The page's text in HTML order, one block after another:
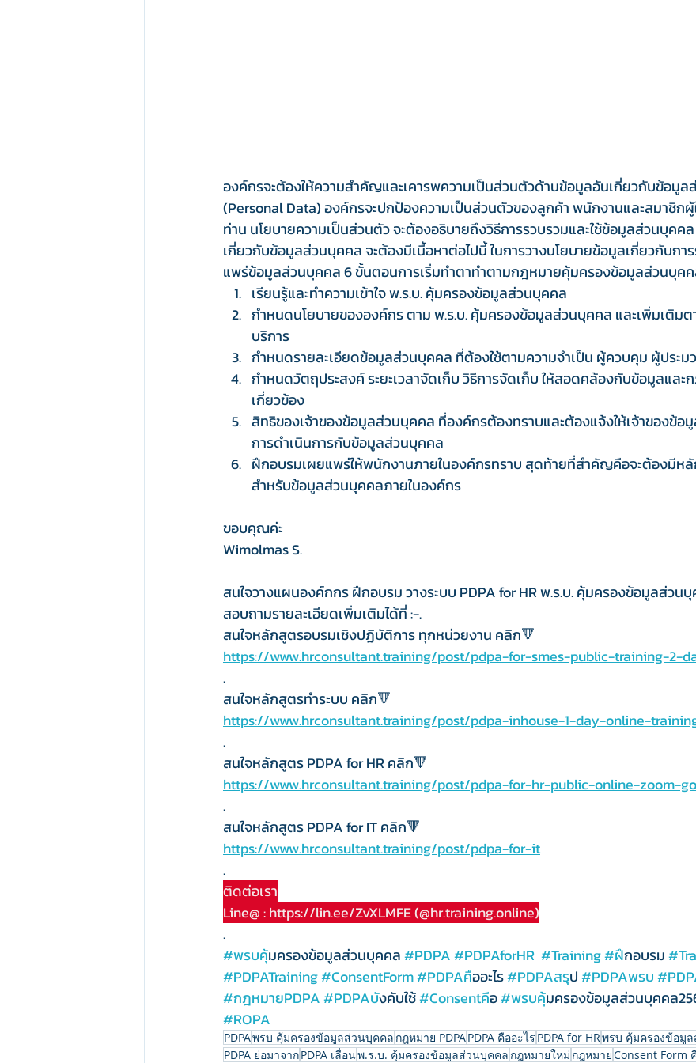
องค์กรจะต้องให้ความสำคัญและเคารพความเป็นส่วนตัวด้านข้อมูลอันเกี่ยวกับข้อมู
(Personal Data) องค์กรจะปกป้องความเป็นส่วนตัวของลูกค้า พนักงานและสมาชิกผู้
ท่าน นโยบายความเป็นส่วนตัว จะต้องอธิบายถึงวิธีการรวบรวมและใช้ข้อมูลส่วนบุคค
เกี่ยวกับข้อมูลส่วนบุคคล จะต้องมีเนื้อหาต่อไปนี้ ในการวางนโยบายข้อมูลเกี่ยวกับกา
แพร่ข้อมูลส่วนบุคคล 6 ขั้นตอนการเริ่มทำตาทำตามกฎหมายคุ้มครองข้อมูลส่วนบุค
เรียนรู้และทำความเข้าใจ พ.ร.บ. คุ้มครองข้อมูลส่วนบุคคล
กำหนดนโยบายขององค์กร ตาม พ.ร.บ. คุ้มครองข้อมูลส่วนบุคคล และเพิ่มเติมต
บริการ
กำหนดรายละเอียดข้อมูลส่วนบุคคล ที่ต้องใช้ตามความจำเป็น ผู้ควบคุม ผู้ประม
กำหนดวัตถุประสงค์ ระยะเวลาจัดเก็บ วิธีการจัดเก็บ ให้สอดคล้องกับข้อมูลแล
เกี่ยวข้อง
สิทธิของเจ้าของข้อมูลส่วนบุคคล ที่องค์กรต้องทราบและต้องแจ้งให้เจ้าของข้อ
การดำเนินการกับข้อมูลส่วนบุคคล
ฝึกอบรมเผยแพร่ให้พนักงานภายในองค์กรทราบ สุดท้ายที่สำคัญคือจะต้องมีห
สำหรับข้อมูลส่วนบุคคลภายในองค์กร
ขอบคุณค่ะ
Wimolmas S.
สนใจวางแผนองค์กกร ฝึกอบรม วางระบบ PDPA for HR พ.ร.บ. คุ้มครองข้อมูลส่วน
สอบถามรายละเอียดเพิ่มเติมได้ที่ :-.
สนใจหลักสูตรอบรมเชิงปฏิบัติการ ทุกหน่วยงาน คลิก🔻
https://www.hrconsultant.training/post/pdpa-for-smes-public-training-2-
.
สนใจหลักสูตรทำระบบ คลิก🔻
https://www.hrconsultant.training/post/pdpa-inhouse-1-day-online-
.
สนใจหลักสูตร PDPA for HR คลิก🔻
https://www.hrconsultant.training/post/pdpa-for-hr-public-online-zoom-
.
สนใจหลักสูตร PDPA for IT คลิก🔻
https://www.hrconsultant.training/post/pdpa-for-it
.
ติดต่อเรา
Line@ : https://lin.ee/ZvXLMFE (@hr.training.online)
.
#พรบคุ้มครองข้อมูลส่วนบุคคล #PDPA#PDPAforHR #Training#ฝึกอบรม
#PDPATraining#ConsentForm#PDPAคืออะไร #PDPAสรุป #PDPAพรบ
#กฎหมายPDPA#PDPAบังคับใช้ #Consentคือ #พรบคมครองข้อมูลส่วนบุคคล
#ROPA
PDPAพรบ คุ้มครองข้อมูลส่วนบุคคล กฎหมาย PDPAPDPA คืออะไร PDPA for HRพรบ คุ้มครองข้อมู
PDPA ย่อมาจากPDPA เลื่อนพ.ร.บ. คุ้มครองข้อมูลส่วนบุคคล กฎหมายใหม่ กฎหมายConsent Form